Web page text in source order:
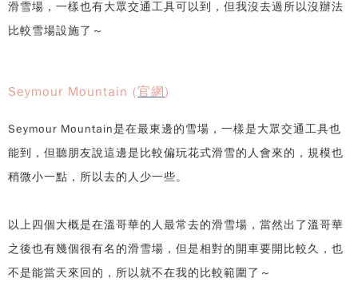
滑雪場，一樣也有大眾交通工具可以到，但我沒去過所以沒辦法
比較雪場設施了～
Seymour Mountain (官網)
Seymour Mountain是在最東邊的雪場，一樣是大眾交通工具也
能到，但聽朋友說這邊是比較偏玩花式滑雪的人會來的，規模也
稍微小一點，所以去的人少一些。
以上四個大概是在溫哥華的人最常去的滑雪場，當然出了溫哥華
之後也有幾個很有名的滑雪場，但是相對的開車要開比較久，也
不是能當天來回的，所以就不在我的比較範圍了～